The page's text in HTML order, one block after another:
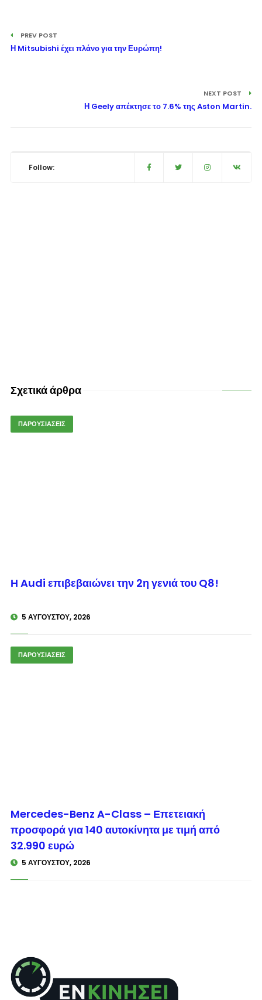
PREV POST
Η Mitsubishi έχει πλάνο για την Ευρώπη!
NEXT POST
Η Geely απέκτησε το 7.6% της Aston Martin.
Follow:
Σχετικά άρθρα
ΠΑΡΟΥΣΙΑΣΕΙΣ
© enkinisi.gr
Η Audi επιβεβαιώνει την 2η γενιά του Q8!
5 ΑΥΓΟΎΣΤΟΥ, 2026
ΠΑΡΟΥΣΙΑΣΕΙΣ
Mercedes-Benz A-Class – Επετειακή
προσφορά για 140 αυτοκίνητα με τιμή από
32.990 ευρώ
5 ΑΥΓΟΎΣΤΟΥ, 2026